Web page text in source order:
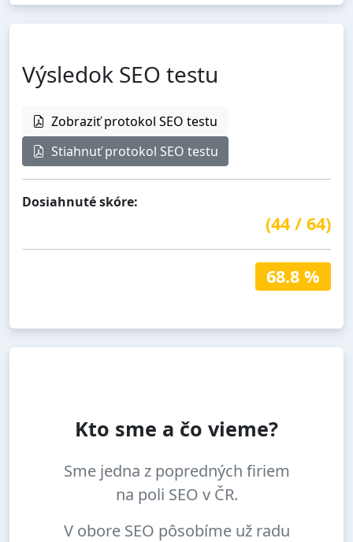
Výsledok SEO testu
Zobraziť protokol SEO testu
Stiahnuť protokol SEO testu
Dosiahnuté skóre:
(44 / 64)
68.8 %
Kto sme a čo vieme?
Sme jedna z popredných firiem
na poli SEO v ČR.
V obore SEO pôsobíme už radu